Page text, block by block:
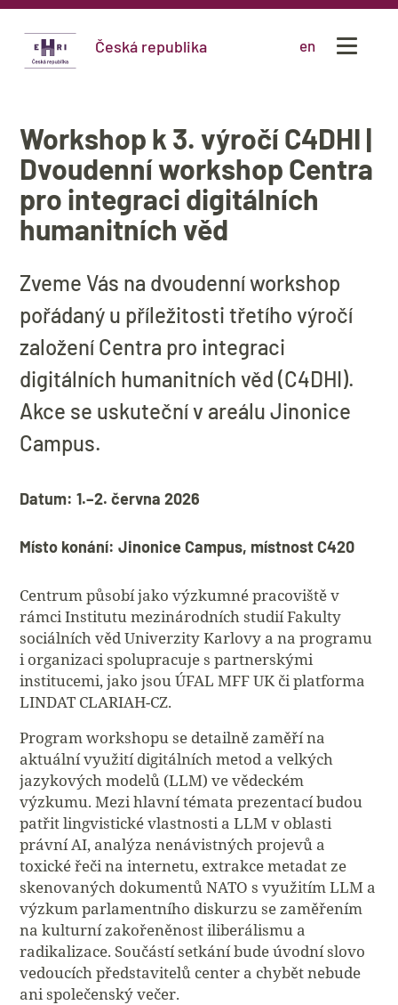
Česká republika en
Workshop k 3. výročí C4DHI |
Dvoudenní workshop Centra
pro integraci digitálních
humanitních věd
Zveme Vás na dvoudenní workshop
pořádaný u příležitosti třetího výročí
založení Centra pro integraci
digitálních humanitních věd (C4DHI).
Akce se uskuteční v areálu Jinonice
Campus.
Datum: 1.–2. června 2026
Místo konání: Jinonice Campus, místnost C420
Centrum působí jako výzkumné pracoviště v
rámci Institutu mezinárodních studií Fakulty
sociálních věd Univerzity Karlovy a na programu
i organizaci spolupracuje s partnerskými
institucemi, jako jsou ÚFAL MFF UK či platforma
LINDAT CLARIAH-CZ.
Program workshopu se detailně zaměří na
aktuální využití digitálních metod a velkých
jazykových modelů (LLM) ve vědeckém
výzkumu. Mezi hlavní témata prezentací budou
patřit lingvistické vlastnosti a LLM v oblasti
právní AI, analýza nenávistných projevů a
toxické řeči na internetu, extrakce metadat ze
skenovaných dokumentů NATO s využitím LLM a
výzkum parlamentního diskurzu se zaměřením
na kulturní zakořeněnost iliberálismu a
radikalizace. Součástí setkání bude úvodní slovo
vedoucích představitelů center a chybět nebude
ani společenský večer.